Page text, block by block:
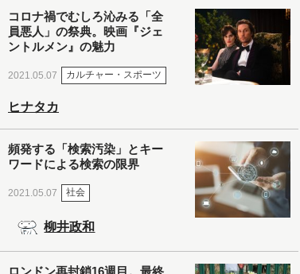
コロナ禍でむしろ沁みる「全
員悪人」の祭典。映画『ジェ
ントルメン』の魅力
2021.05.07 カルチャー・スポーツ
ヒナタカ
頻発する「検索汚染」とキー
ワードによる検索の限界
2021.05.07 社会
柳井政和
ロンドン再封鎖16週目。最終